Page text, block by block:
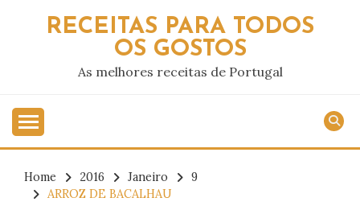
RECEITAS PARA TODOS
OS GOSTOS
As melhores receitas de Portugal
Home 2016 Janeiro
9
ARROZ DE BACALHAU